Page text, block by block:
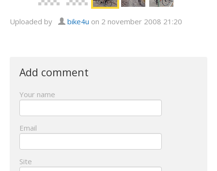
Uploaded by bike4u on 2 november 2008 21:20
Add comment
Your name
Email
Site